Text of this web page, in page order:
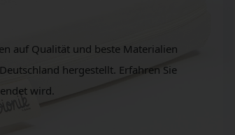
auf Qualität und beste Materialien
hergestellt. Erfahren Sie
wird.